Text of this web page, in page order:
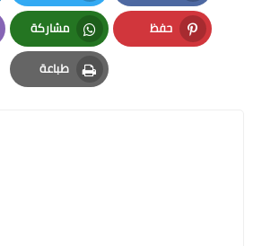
Facebook
Twitter
حفظ
Pinterest
مشاركة
Whatsapp
طباعة
Print